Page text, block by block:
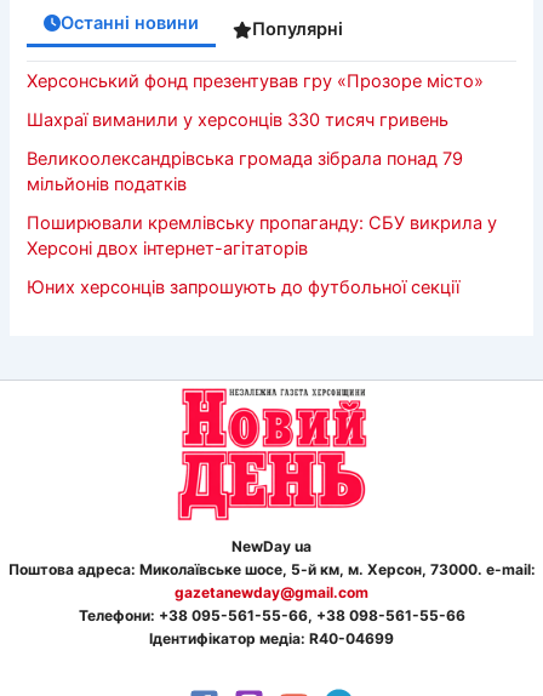
Останні новини Популярні
Херсонський фонд презентував гру «Прозоре місто»
Шахраї виманили у херсонців 330 тисяч гривень
Великоолександрівська громада зібрала понад 79
мільйонів податків
Поширювали кремлівську пропаганду: СБУ викрила у
Херсоні двох інтернет-агітаторів
Юних херсонців запрошують до футбольної секції
NewDay ua
Поштова адреса: Миколаївське шосе, 5-й км, м. Херсон, 73000. e-mail:
gazetanewday@gmail.com
Телефони: +38 095-561-55-66, +38 098-561-55-66
Ідентифікатор медіа: R40-04699